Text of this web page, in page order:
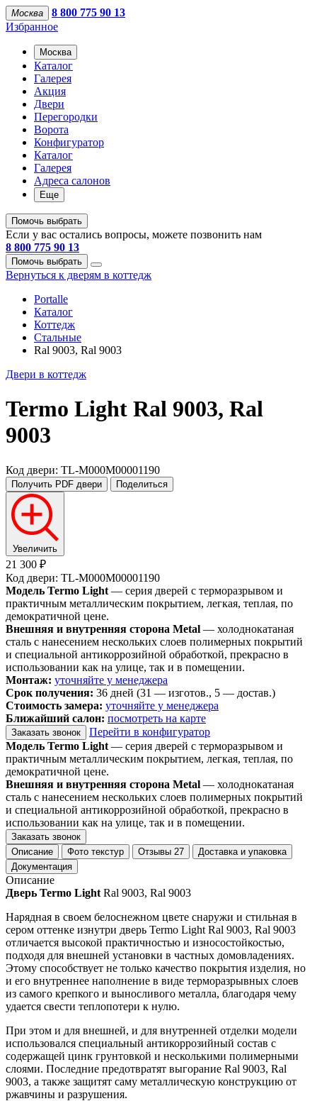
Москва
8 800 775 90 13
Избранное
Москва
Каталог
Галерея
Акция
Двери
Перегородки
Ворота
Конфигуратор
Каталог
Галерея
Адреса салонов
Еще
Помочь выбрать
Если у вас остались вопросы, можете позвонить нам
8 800 775 90 13
Помочь выбрать
Вернуться к дверям в коттедж
Portalle
Каталог
Коттедж
Стальные
Ral 9003, Ral 9003
Двери в коттедж
Termo Light Ral 9003, Ral
9003
Код двери: TL-M000M00001190
Получить PDF двери Поделиться
Увеличить
21 300 ₽
Код двери: TL-M000M00001190
Модель Termo Light — серия дверей с терморазрывом и
практичным металлическим покрытием, легкая, теплая, по
демократичной цене.
Внешняя и внутренняя сторона Metal — холоднокатаная
сталь с нанесением нескольких слоев полимерных покрытий
и специальной антикоррозийной обработкой, прекрасно в
использовании как на улице, так и в помещении.
Монтаж: уточняйте у менеджера
Срок получения: 36 дней (31 — изготов., 5 — достав.)
Стоимость замера: уточняйте у менеджера
Ближайший салон: посмотреть на карте
Заказать звонок
Перейти в конфигуратор
Модель Termo Light — серия дверей с терморазрывом и
практичным металлическим покрытием, легкая, теплая, по
демократичной цене.
Внешняя и внутренняя сторона Metal — холоднокатаная
сталь с нанесением нескольких слоев полимерных покрытий
и специальной антикоррозийной обработкой, прекрасно в
использовании как на улице, так и в помещении.
Заказать звонок
Описание
Фото текстур Отзывы 27
Доставка и упаковка
Документация
Описание
Дверь Termo Light Ral 9003, Ral 9003
Нарядная в своем белоснежном цвете снаружи и стильная в
сером оттенке изнутри дверь Termo Light Ral 9003, Ral 9003
отличается высокой практичностью и износостойкостью,
подходя для внешней установки в частных домовладениях.
Этому способствует не только качество покрытия изделия, но
и его внутреннее наполнение в виде терморазрывных слоев
из самого крепкого и выносливого металла, благодаря чему
удается свести теплопотери к нулю.
При этом и для внешней, и для внутренней отделки модели
использовался специальный антикоррозийный состав с
содержащей цинк грунтовкой и несколькими полимерными
слоями. Последние предотвратят выгорание Ral 9003, Ral
9003, а также защитят саму металлическую конструкцию от
ржавчины и разрушения.